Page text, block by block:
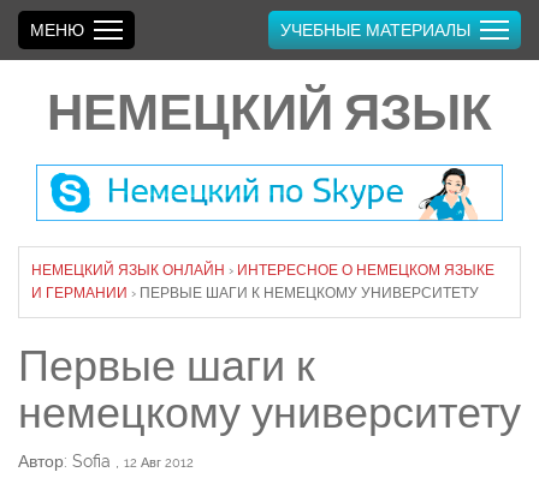
НЕМЕЦКИЙ ЯЗЫК
МЕНЮ УЧЕБНЫЕ МАТЕРИАЛЫ
НЕМЕЦКИЙ ЯЗЫК ОНЛАЙН › ИНТЕРЕСНОЕ О НЕМЕЦКОМ ЯЗЫКЕ
И ГЕРМАНИИ › ПЕРВЫЕ ШАГИ К НЕМЕЦКОМУ УНИВЕРСИТЕТУ
Первые шаги к
немецкому университету
Автор: Sofia , 12 Авг 2012